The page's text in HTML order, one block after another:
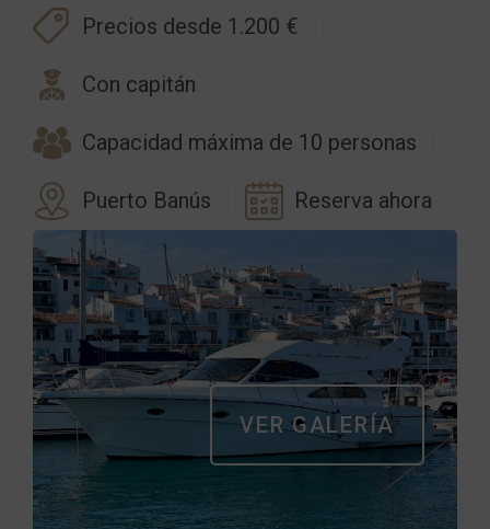
Precios desde 1.200 €
Con capitán
Capacidad máxima de 10 personas
Puerto Banús Reserva ahora
VER GALERÍA